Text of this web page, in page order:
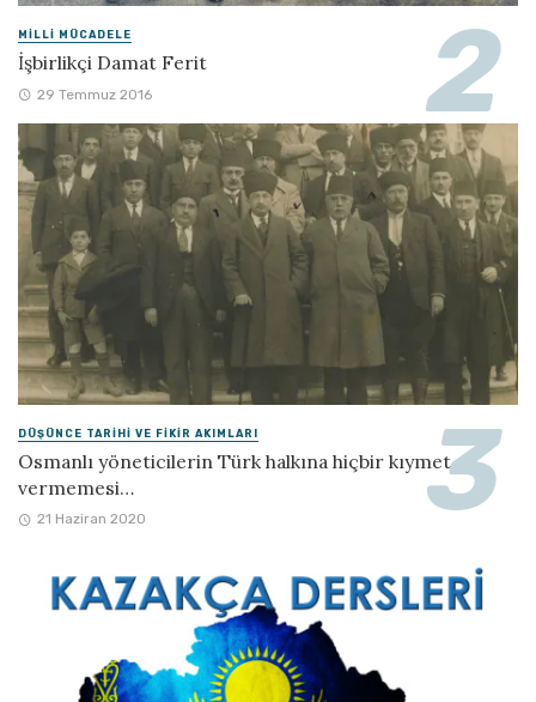
MILLI MÜCADELE
İşbirlikçi Damat Ferit
29 Temmuz 2016
DÜŞÜNCE TARIHI VE FIKIR AKIMLARI
Osmanlı yöneticilerin Türk halkına hiçbir kıymet
vermemesi…
21 Haziran 2020